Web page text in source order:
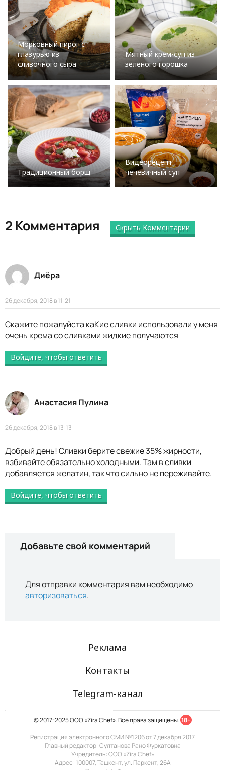
Морковный пирог с
глазурью из
сливочного сыра
Мятный крем-суп из
зеленого горошка
Традиционный борщ
Видеорецепт:
чечевичный суп
2 Комментария Скрыть Комментарии
Диёра
26 декабря, 2018 в 11:21
Скажите пожалуйста каКие сливки использовали у меня
очень крема со сливками жидкие получаются
Войдите, чтобы ответить
Анастасия Пулина
26 декабря, 2018 в 13:13
Добрый день! Сливки берите свежие 35% жирности,
взбивайте обязательно холодными. Там в сливки
добавляется желатин, так что сильно не переживайте.
Войдите, чтобы ответить
Добавьте свой комментарий
Для отправки комментария вам необходимо
авторизоваться.
Реклама
Контакты
Telegram-канал
© 2017-2025 ООО «Zira Chef». Все права защищены. 18+
Регистрация электронного СМИ №1206 от 7 декабря 2017
Главный редактор: Султанова Рано Фуркатовна
Учредитель: ООО «Zira Chef»
Адрес: 100007, Ташкент, ул. Паркент, 26А